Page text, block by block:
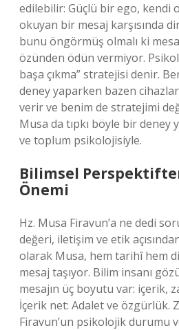
edilebilir: Güçlü bir ego, kendi
okuyan bir mesaj karşısında
bunu öngörmüş olmalı ki
özünden ödün vermiyor.
başa çıkma” stratejisi denir.
deney yaparken bazen
verir ve benim de stratejimi
Musa da tıpkı böyle bir deney
ve toplum psikolojisiyle.
Bilimsel
Önemi
Hz. Musa Firavun’a ne dedi
değeri, iletişim ve etik
olarak Musa, hem tarihî hem
mesaj taşıyor. Bilim insanı
mesajın üç boyutu var: içerik,
İçerik net: Adalet ve özgürlük.
Firavun’un psikolojik durumu